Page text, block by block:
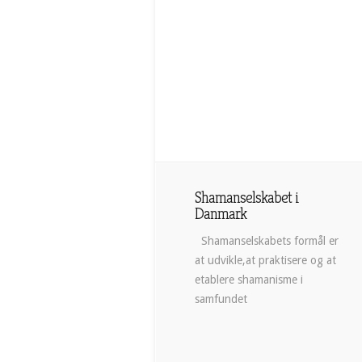
Shamanselskabet i
Danmark
Shamanselskabets formål er
at udvikle,at praktisere og at
etablere shamanisme i
samfundet